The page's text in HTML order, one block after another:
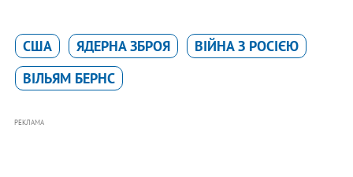
США ЯДЕРНА ЗБРОЯ
ВІЙНА З РОСІЄЮ
ВІЛЬЯМ БЕРНС
РЕКЛАМА